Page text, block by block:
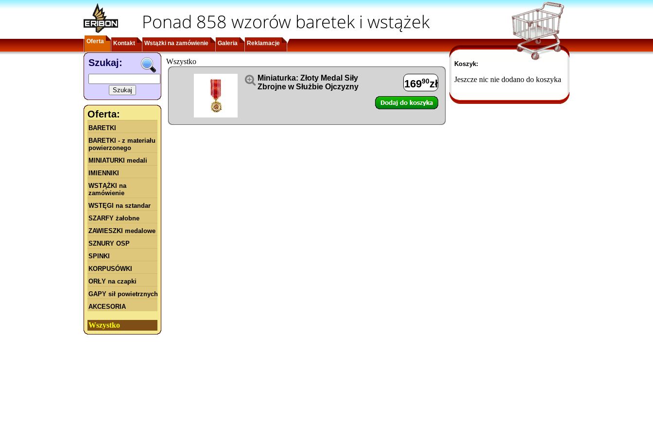
Ponad 858 wzorów baretek i wstążek
Oferta Kontakt Wstążki na zamówienie Galeria Reklamacje
Szukaj:
Oferta:
BARETKI
BARETKI - z materiału
powierzonego
MINIATURKI medali
IMIENNIKI
WSTĄŻKI na
zamówienie
WSTĘGI na sztandar
SZARFY żałobne
ZAWIESZKI medalowe
SZNURY OSP
SPINKI
KORPUSÓWKI
ORŁY na czapki
GAPY sił powietrznych
AKCESORIA
Wszystko
Wszystko
 Miniaturka: Złoty Medal Siły
Zbrojne w Służbie Ojczyzny
16990zł
Koszyk:
Jeszcze nic nie dodano do koszyka